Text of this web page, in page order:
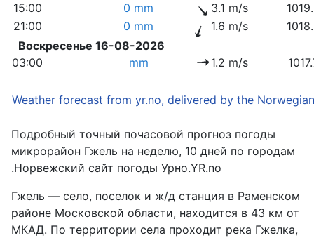
15:00
0 mm 3.1 m/s
21:00
0 mm 1.6 m/s
Воскресенье 16-08-2026
03:00
mm 1.2 m/s
Weather forecast from yr.no, delivered by the
Подробный точный почасовой прогноз погоды
микрорайон Гжель на неделю, 10 дней по городам
.Норвежский сайт погоды Урно.YR.no
Гжель — село, поселок и ж/д станция в Раменском
районе Московской области, находится в 43 км от
МКАД. По территории села проходит река Гжелка,